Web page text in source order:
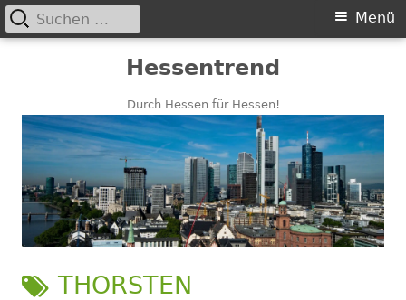
Hessentrend
Durch Hessen für Hessen!
Primäres
Menü
Suchen
nach:
SCHLAGWORT:
THORSTEN